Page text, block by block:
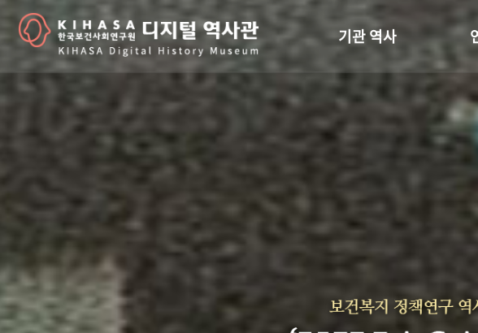
기관 역사
걸어온 길
기관 변천사
키워